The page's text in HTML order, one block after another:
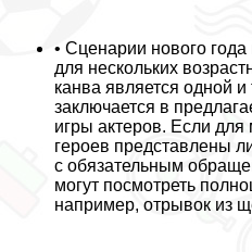
• Сценарии нового
для нескольких
канва является одной
заключается в
игры актеров. Если
героев представлены
с обязательным
могут посмотреть
например, отрывок из